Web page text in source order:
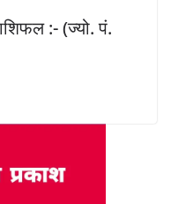
:- (ज्यो. पं.